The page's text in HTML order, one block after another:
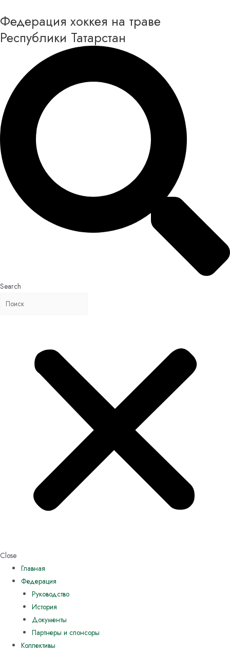
к
содержимому
Федерация хоккея на траве
Республики Татарстан
Search
Close
Главная
Федерация
Руководство
История
Документы
Партнеры и спонсоры
Коллективы